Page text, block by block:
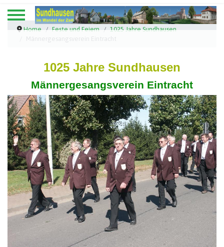
Home Feste und Feiern
1025 Jahre Sundhausen
1025 Jahre Sundhausen
Männergesangsverein Eintracht